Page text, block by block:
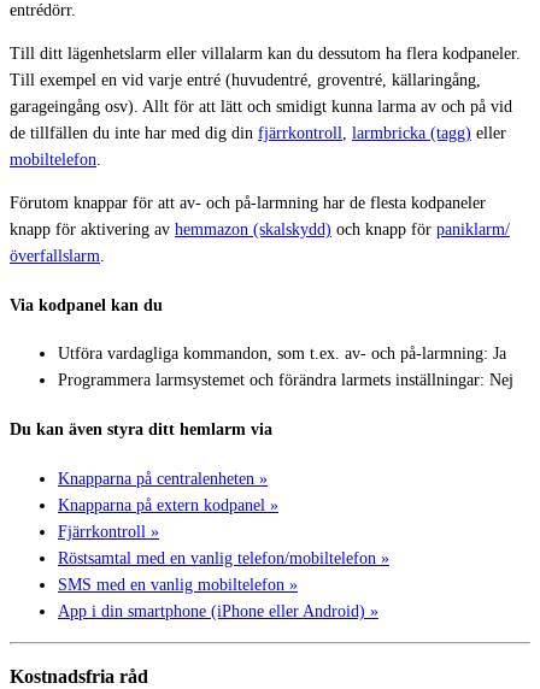
entrédörr.
Till ditt lägenhetslarm eller villalarm kan du dessutom ha flera kodpaneler.
Till exempel en vid varje entré (huvudentré, groventré, källaringång,
garageingång osv). Allt för att lätt och smidigt kunna larma av och på vid
de tillfällen du inte har med dig din fjärrkontroll, larmbricka (tagg) eller
mobiltelefon.
Förutom knappar för att av- och på-larmning har de flesta kodpaneler
knapp för aktivering av hemmazon (skalskydd) och knapp för paniklarm/
överfallslarm.
Via kodpanel kan du
Utföra vardagliga kommandon, som t.ex. av- och på-larmning: Ja
Programmera larmsystemet och förändra larmets inställningar: Nej
Du kan även styra ditt hemlarm via
Knapparna på centralenheten »
Knapparna på extern kodpanel »
Fjärrkontroll »
Röstsamtal med en vanlig telefon/mobiltelefon »
SMS med en vanlig mobiltelefon »
App i din smartphone (iPhone eller Android) »
Kostnadsfria råd